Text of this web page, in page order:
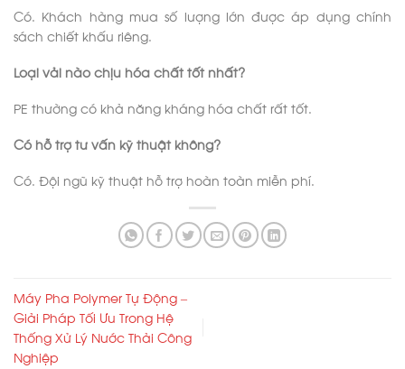
Có. Khách hàng mua số lượng lớn được áp dụng chính
sách chiết khấu riêng.
Loại vải nào chịu hóa chất tốt nhất?
PE thường có khả năng kháng hóa chất rất tốt.
Có hỗ trợ tư vấn kỹ thuật không?
Có. Đội ngũ kỹ thuật hỗ trợ hoàn toàn miễn phí.
Máy Pha Polymer Tự Động –
Giải Pháp Tối Ưu Trong Hệ
Thống Xử Lý Nước Thải Công
Nghiệp